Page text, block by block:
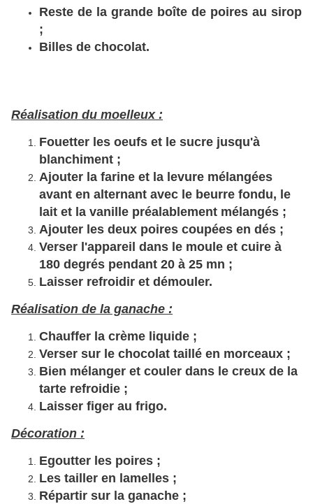
Reste de la grande boîte de poires au sirop
;
Billes de chocolat.
Réalisation du moelleux :
Fouetter les oeufs et le sucre jusqu'à
blanchiment ;
Ajouter la farine et la levure mélangées
avant en alternant avec le beurre fondu, le
lait et la vanille préalablement mélangés ;
Ajouter les deux poires coupées en dés ;
Verser l'appareil dans le moule et cuire à
180 degrés pendant 20 à 25 mn ;
Laisser refroidir et démouler.
Réalisation de la ganache :
Chauffer la crème liquide ;
Verser sur le chocolat taillé en morceaux ;
Bien mélanger et couler dans le creux de la
tarte refroidie ;
Laisser figer au frigo.
Décoration :
Egoutter les poires ;
Les tailler en lamelles ;
Répartir sur la ganache ;